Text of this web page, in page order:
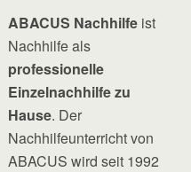
ABACUS Nachhilfe ist
Nachhilfe als
professionelle
Einzelnachhilfe zu
Hause. Der
Nachhilfeunterricht von
ABACUS wird seit 1992